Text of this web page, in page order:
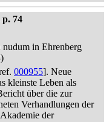
74
nudum in Ehrenberg
000955]. Neue
kleinste Leben als
über die zur
Verhandlungen der
der